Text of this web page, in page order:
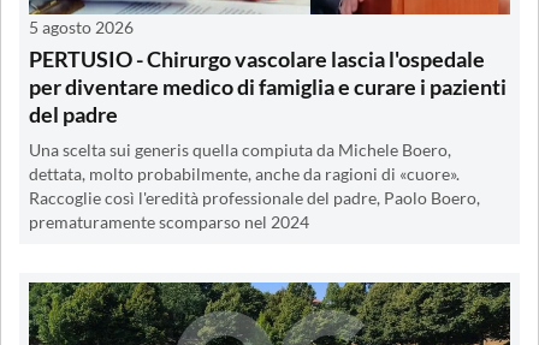
5 agosto 2026
PERTUSIO - Chirurgo vascolare lascia l'ospedale
per diventare medico di famiglia e curare i pazienti
del padre
Una scelta sui generis quella compiuta da Michele Boero,
dettata, molto probabilmente, anche da ragioni di «cuore».
Raccoglie così l'eredità professionale del padre, Paolo Boero,
prematuramente scomparso nel 2024